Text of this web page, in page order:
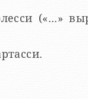
(«...»